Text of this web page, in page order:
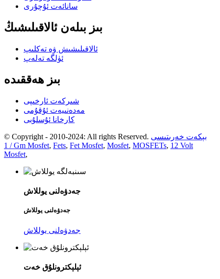
سانائەت ئۇچۇرى
بىز بىلەن ئالاقىلىشىڭ
ئالاقىلىشىش ۋە تەكلىپ
ئۈلگە تەلەپ
بىز ھەققىدە
شىركەت ئارخىپى
مەدەنىيەت ئۇقۇمى
كارخانا ئۇسلۇبى
© Copyright - 2010-2024: All rights Reserved. بېكەت خەرىتىسى
1 / Gm Mosfet, Fets, Fet Mosfet, Mosfet, MOSFETs, 12 Volt
Mosfet,
جەدۋەلنى يوللاش
جەدۋەلنى يوللاش
جەدۋەلنى يوللاش
ئېلېكترونلۇق خەت